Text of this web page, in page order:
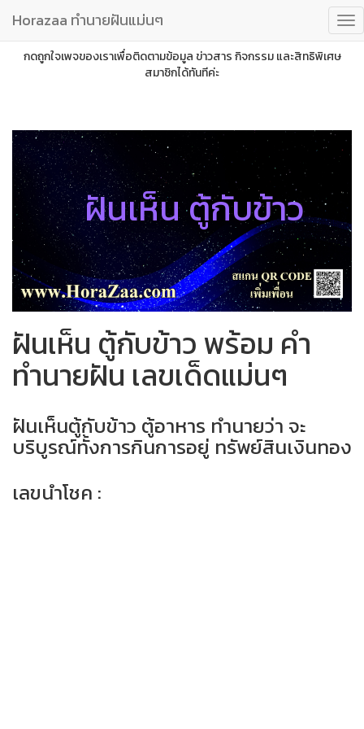
Horazaa ทำนายฝันแม่นๆ
กดถูกใจเพจของเราเพื่อติดตามข้อมูล ข่าวสาร กิจกรรม และสิทธิพิเศษ
สมาชิกได้ทันทีค่ะ
ฝันเห็น ตู้กับข้าว
ฝันเห็น ตู้กับข้าว พร้อม คำ
ทำนายฝัน เลขเด็ดแม่นๆ
ฝันเห็นตู้กับข้าว ตู้อาหาร ทำนายว่า จะ
บริบูรณ์ทั้งการกินการอยู่ ทรัพย์สินเงินทอง
เลขนำโชค :